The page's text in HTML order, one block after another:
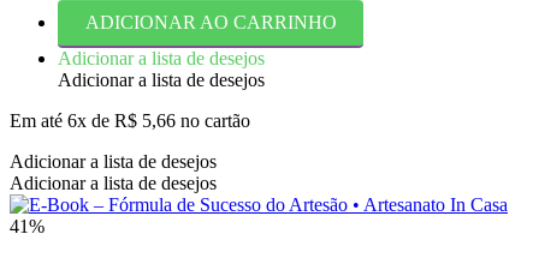
original
era:
R$ 49,90.
atual
é:
R$ 29,90.
ADICIONAR AO CARRINHO
Adicionar a lista de desejos
Adicionar a lista de desejos
Em até 6x de R$ 5,66 no cartão
Adicionar a lista de desejos
Adicionar a lista de desejos
41%